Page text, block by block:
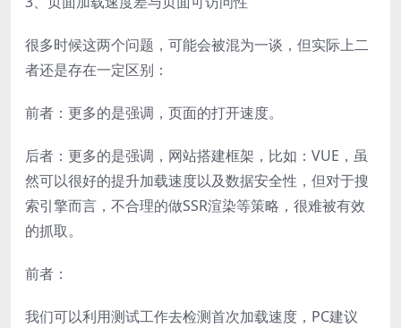
很多时候这两个问题，可能会被混为一谈，但实际上二
者还是存在一定区别：
前者：更多的是强调，页面的打开速度。
后者：更多的是强调，网站搭建框架，比如：VUE，虽
然可以很好的提升加载速度以及数据安全性，但对于搜
索引擎而言，不合理的做SSR渲染等策略，很难被有效
的抓取。
前者：
我们可以利用测试工作去检测首次加载速度，PC建议